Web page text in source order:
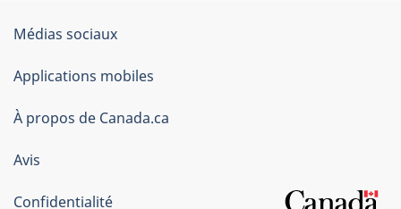
Organisation
du
gouvernement
du
Canada
Médias sociaux
Applications mobiles
À propos de Canada.ca
Avis
Confidentialité